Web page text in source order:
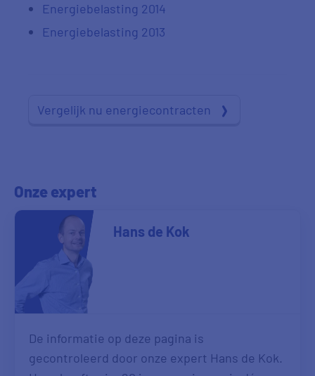
Energiebelasting 2014
Energiebelasting 2013
Vergelijk nu energiecontracten
Onze expert
Hans de Kok
De informatie op deze pagina is
gecontroleerd door onze expert Hans de Kok.